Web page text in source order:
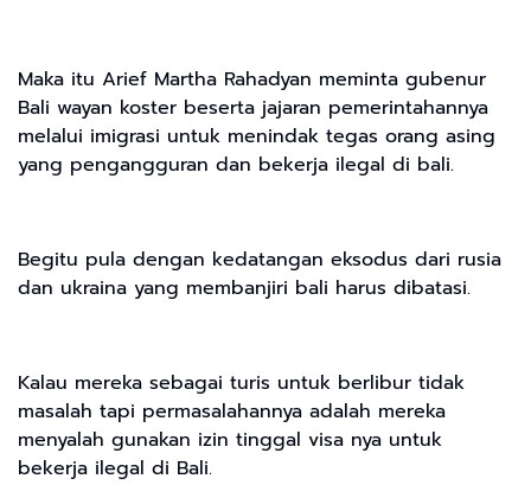
Maka itu Arief Martha Rahadyan meminta gubenur
Bali wayan koster beserta jajaran pemerintahannya
melalui imigrasi untuk menindak tegas orang asing
yang pengangguran dan bekerja ilegal di bali.
Begitu pula dengan kedatangan eksodus dari rusia
dan ukraina yang membanjiri bali harus dibatasi.
Kalau mereka sebagai turis untuk berlibur tidak
masalah tapi permasalahannya adalah mereka
menyalah gunakan izin tinggal visa nya untuk
bekerja ilegal di Bali.